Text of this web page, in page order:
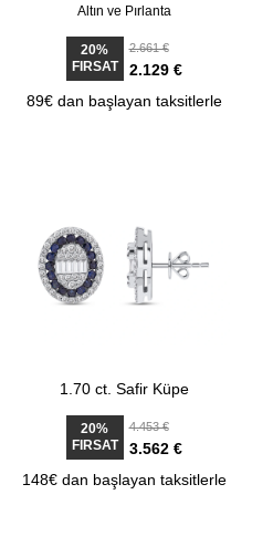
Altın ve Pırlanta
20%
FIRSAT
2.661 €
2.129 €
89€ dan başlayan taksitlerle
1.70 ct. Safir Küpe
20%
FIRSAT
4.453 €
3.562 €
148€ dan başlayan taksitlerle